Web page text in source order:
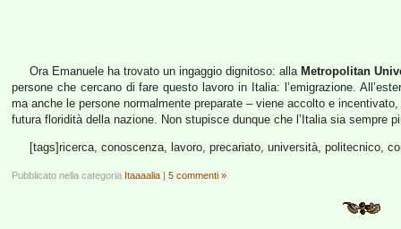
Ora Emanuele ha trovato un ingaggio dignitoso: alla Metropolitan
persone che cercano di fare questo lavoro in Italia: l’emigrazione.
ma anche le persone normalmente preparate – viene accolto e
futura floridità della nazione. Non stupisce dunque che l’Italia sia sempre
[tags]ricerca, conoscenza, lavoro, precariato, università, politecnico,
Pubblicato nella categoria Itaaaalia | 5 commenti »